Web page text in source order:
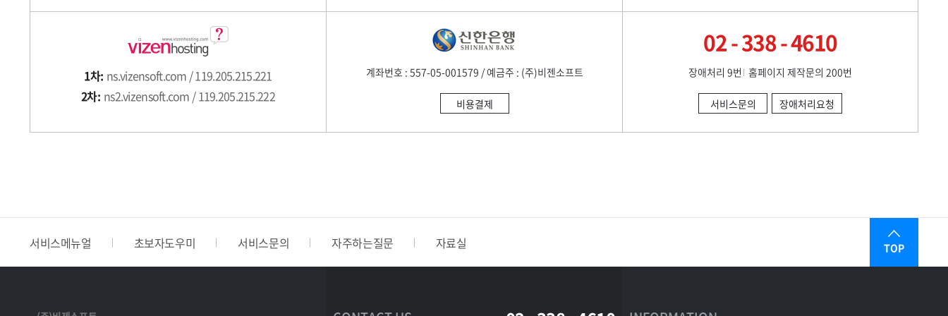
1차: ns.vizensoft.com / 119.205.215.221
2차: ns2.vizensoft.com / 119.205.215.222
계좌번호 : 557-05-001579 / 예금주 : (주)비젠소프트
비용결제
02 - 338 - 4610
장애처리 9번 홈페이지 제작문의 200번
서비스문의 장애처리요청
서비스메뉴얼 초보자도우미 서비스문의 자주하는질문 자료실 TOP